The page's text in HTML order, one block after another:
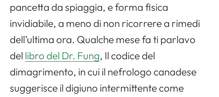
pancetta da spiaggia, e forma fisica
invidiabile, a meno di non ricorrere a rimedi
dell’ultima ora. Qualche mese fa ti parlavo
del libro del Dr. Fung, Il codice del
dimagrimento, in cui il nefrologo canadese
suggerisce il digiuno intermittente come